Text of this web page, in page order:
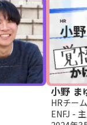
小野 ま
HRチーム
ENFJ -